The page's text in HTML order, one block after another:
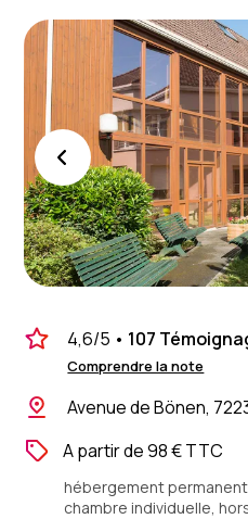
4,6/5 • 107
Comprendre la note
Avenue de Bönen,
A partir de 98 € TTC
hébergement
chambre individuelle,